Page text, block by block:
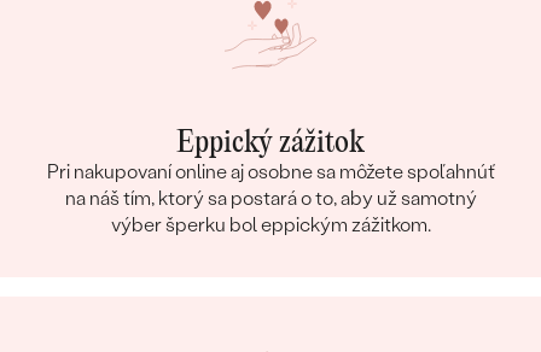
Eppický zážitok
Pri nakupovaní online aj osobne sa môžete spoľahnúť
na náš tím, ktorý sa postará o to, aby už samotný
výber šperku bol eppickým zážitkom.